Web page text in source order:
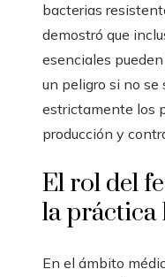
bacterias
demostró que
esenciales
un peligro si no se
estrictamente los
producción y
El rol del
la
En el ámbito